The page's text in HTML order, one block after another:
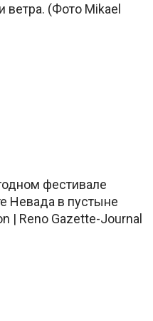
ветра. (Фото Mikael
фестивале
Невада в пустыне
| Reno Gazette-Journal